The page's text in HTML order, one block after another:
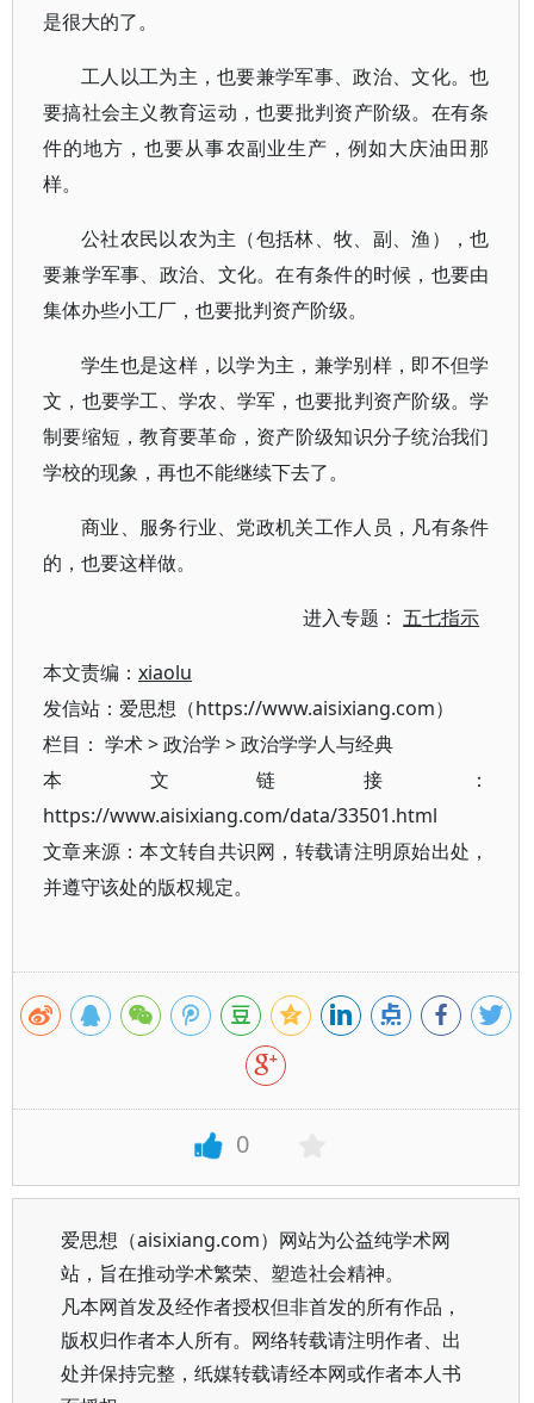
是很大的了。
工人以工为主，也要兼学军事、政治、文化。也
要搞社会主义教育运动，也要批判资产阶级。在有条
件的地方，也要从事农副业生产，例如大庆油田那
样。
公社农民以农为主（包括林、牧、副、渔），也
要兼学军事、政治、文化。在有条件的时候，也要由
集体办些小工厂，也要批判资产阶级。
学生也是这样，以学为主，兼学别样，即不但学
文，也要学工、学农、学军，也要批判资产阶级。学
制要缩短，教育要革命，资产阶级知识分子统治我们
学校的现象，再也不能继续下去了。
商业、服务行业、党政机关工作人员，凡有条件
的，也要这样做。
进入专题：五七指示
本文责编： xiaolu
发信站：爱思想（https://www.aisixiang.com）
栏目： 学术>政治学 >政治学学人与经典
本文链接：
https://www.aisixiang.com/data/33501.html
文章来源：本文转自共识网，转载请注明原始出处，
并遵守该处的版权规定。
0
爱思想（aisixiang.com）网站为公益纯学术网
站，旨在推动学术繁荣、塑造社会精神。
凡本网首发及经作者授权但非首发的所有作品，
版权归作者本人所有。网络转载请注明作者、出
处并保持完整，纸媒转载请经本网或作者本人书